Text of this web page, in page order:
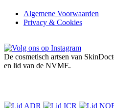
Algemene Voorwaarden
Privacy & Cookies
De cosmetisch artsen van
en lid van de NVME.